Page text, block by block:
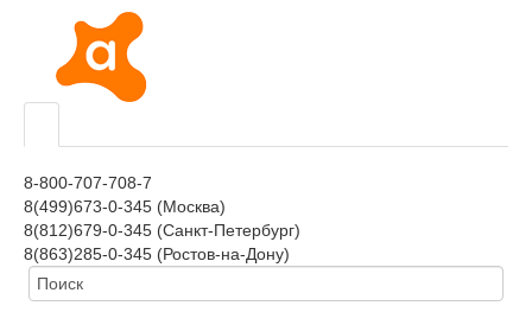
8-800-707-708-7
8(499)673-0-345 (Москва)
8(812)679-0-345 (Санкт-Петербург)
8(863)285-0-345 (Ростов-на-Дону)